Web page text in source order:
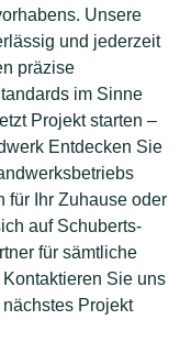
Unsere
und jederzeit
präzise
im Sinne
Projekt starten –
Entdecken Sie
für Ihr Zuhause oder
auf Schuberts-
für sämtliche
Sie uns
Projekt